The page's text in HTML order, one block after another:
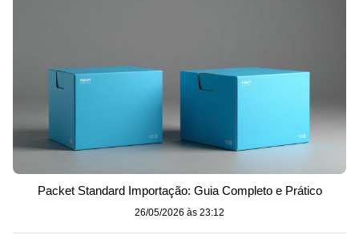
Packet Standard Importação: Guia Completo e Prático
26/05/2026 às 23:12